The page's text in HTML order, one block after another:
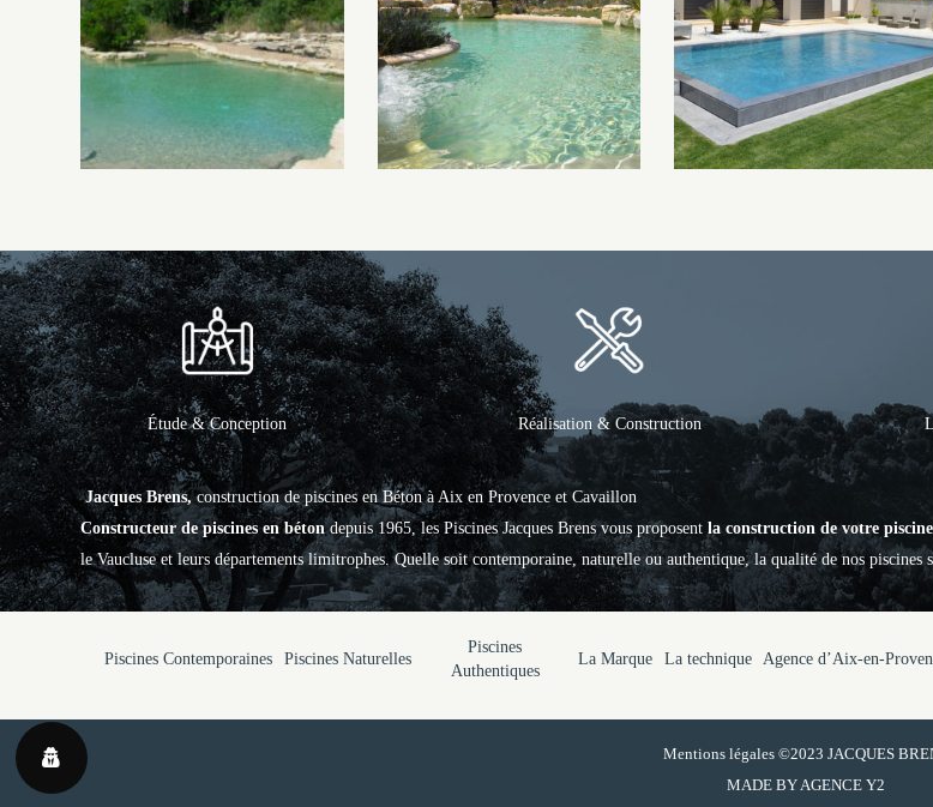
Étude & Conception Réalisation & Construction
Jacques Brens,construction de piscines en Béton à Aix en Provence et Cavaillon
Constructeur de piscines en bétondepuis 1965, les Piscines Jacques Brens vous proposentla construction de votre
le Vaucluse et leurs départements limitrophes. Quelle soit contemporaine, naturelle ou authentique, la qualité de nos piscines
Piscines Contemporaines Piscines Naturelles
Piscines
Authentiques
La Marque La technique Agence d’Aix-en-
Mentions légales ©2023 JACQUES
MADE BY AGENCE Y2